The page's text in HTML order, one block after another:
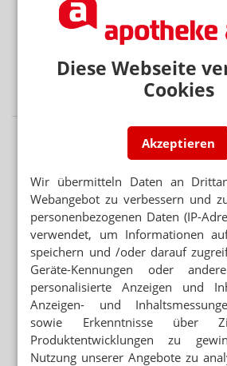
Diese Webseite
Cookies
Akzeptieren
Wir übermitteln Daten an
Webangebot zu verbessern und
personenbezogenen Daten (IP-
verwendet, um Informationen
speichern und /oder darauf
Geräte-Kennungen oder
personalisierte Anzeigen und
Anzeigen- und
sowie Erkenntnisse über
Produktentwicklungen zu
Nutzung unserer Angebote zu
Ab BMI von 35: Lilly-Chef fordert
Mounjaro
Kretschmer: „Brauchen